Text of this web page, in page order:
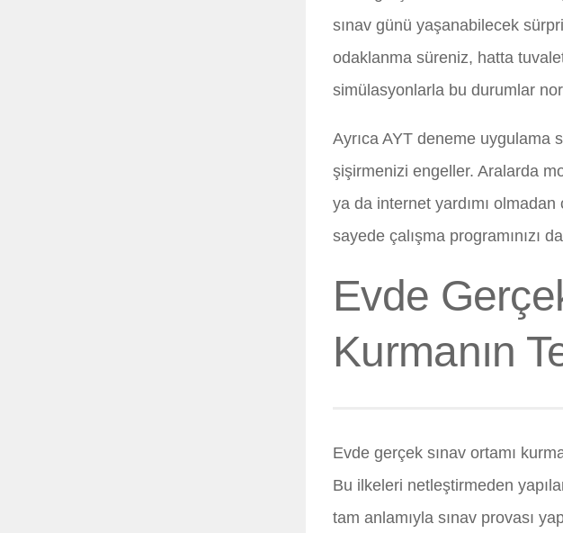
sınav günü yaşanabilecek
odaklanma süreniz, hatta
simülasyonlarla bu durumlar
Ayrıca AYT deneme uygulama
şişirmenizi engeller. Aralarda
ya da internet yardımı
sayede çalışma programınızı
Evde
Kurmanın
Evde gerçek sınav ortamı
Bu ilkeleri netleştirmeden
tam anlamıyla sınav provası